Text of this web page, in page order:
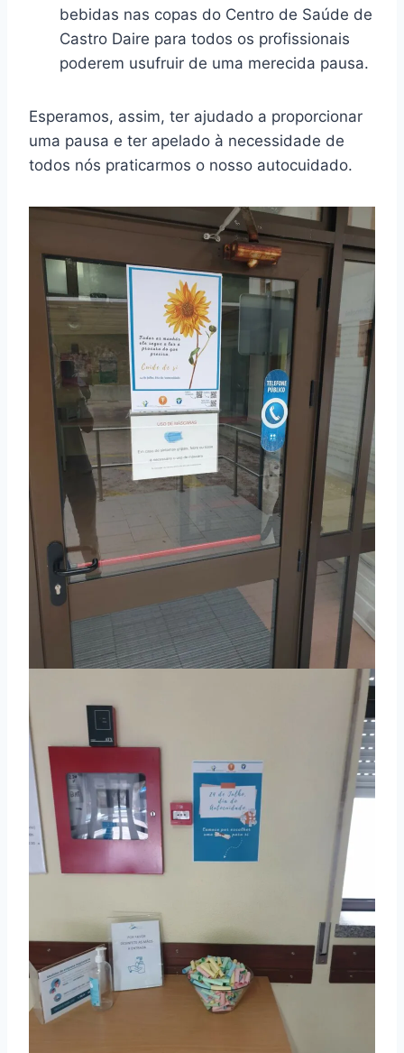
bebidas nas copas do Centro de Saúde de
Castro Daire para todos os profissionais
poderem usufruir de uma merecida pausa.
Esperamos, assim, ter ajudado a proporcionar
uma pausa e ter apelado à necessidade de
todos nós praticarmos o nosso autocuidado.